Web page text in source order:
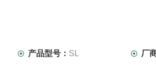
产品型号： SL 厂